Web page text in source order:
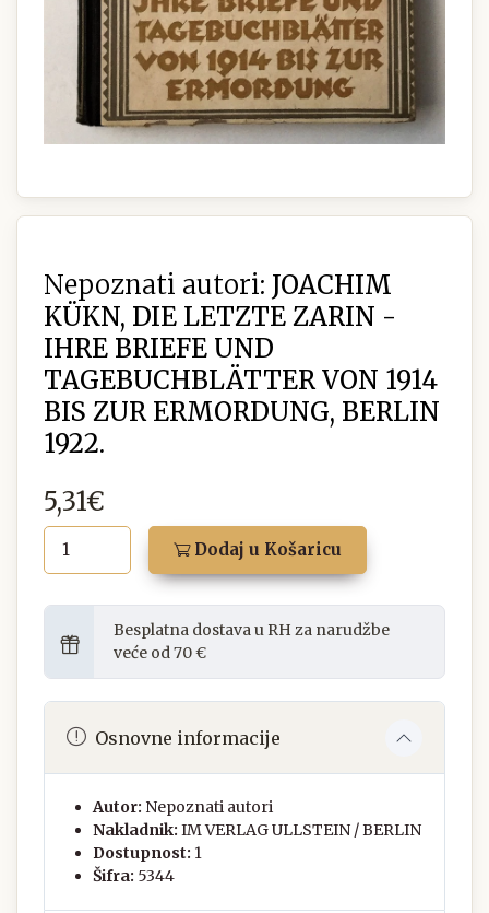
Nepoznati autori: JOACHIM
KÜKN, DIE LETZTE ZARIN -
IHRE BRIEFE UND
TAGEBUCHBLÄTTER VON 1914
BIS ZUR ERMORDUNG, BERLIN
1922.
5,31€
Dodaj u Košaricu
Besplatna dostava u RH za narudžbe
veće od 70 €
Osnovne informacije
Autor: Nepoznati autori
Nakladnik: IM VERLAG ULLSTEIN / BERLIN
Dostupnost: 1
Šifra: 5344